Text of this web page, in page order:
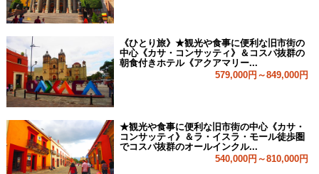
《ひとり旅》★観光や食事に便利な旧市街の
中心《カサ・コンサッティ》＆コスパ抜群の
朝食付きホテル《アクアマリー...
579,000円～849,000円
★観光や食事に便利な旧市街の中心《カサ・
コンサッティ》＆ラ・イスラ・モール徒歩圏
でコスパ抜群のオールインクル...
540,000円～810,000円